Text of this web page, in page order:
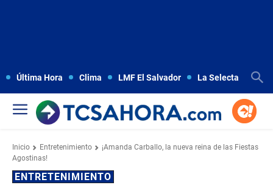
Última Hora Clima LMF El Salvador La Selecta
Inicio Entretenimiento
¡Amanda Carballo, la nueva reina de las Fiestas
Agostinas!
ENTRETENIMIENTO